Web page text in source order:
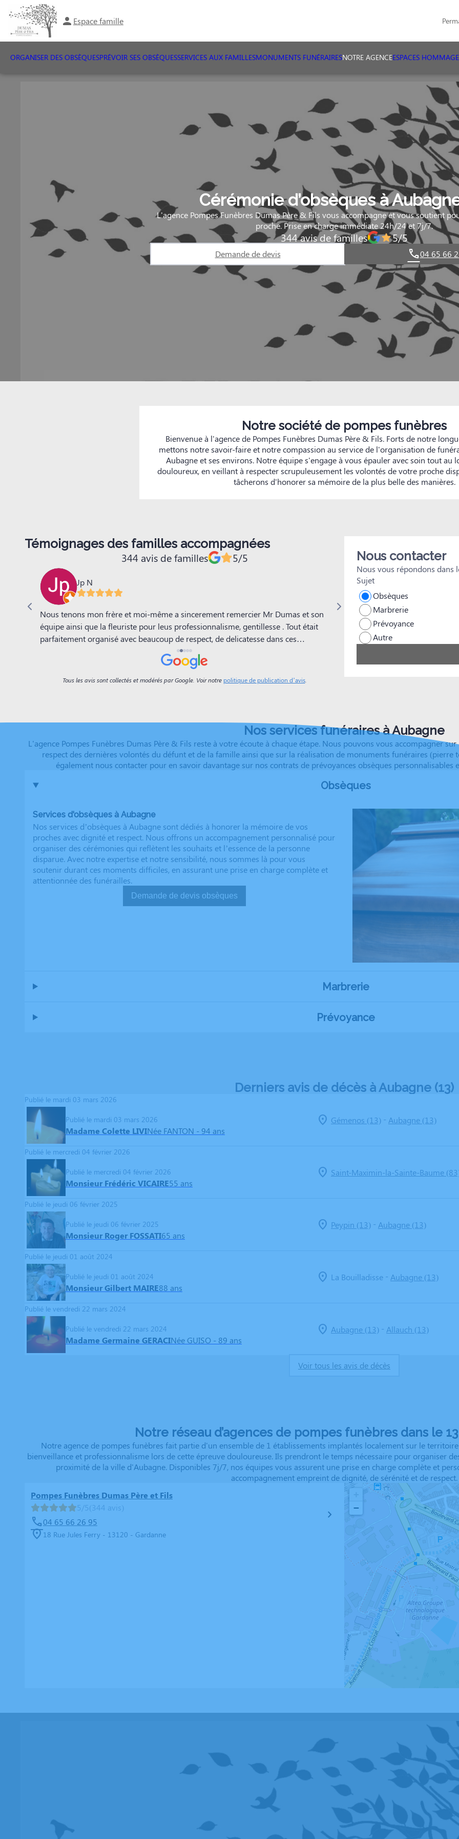
Espace famille
ORGANISER DES OBSÈQUESPRÉVOIR SES OBSÈQUESSERVICES AUX FAMILLESMONUMENTS FUNÉRAIRESNOTRE AGENCEESPACES
Cérémonie d’obsèques à
L'agence Pompes Funèbres Dumas Père & Fils vous accompagne et vous soutient
proche. Prise en charge immédiate 24h/24 et 7j/7.
344 avis de familles 5/5
Demande de devis 04 65 66
Notre société de pompes funèbres
Bienvenue à l'agence de Pompes Funèbres Dumas Père & Fils. Forts de notre
mettons notre savoir-faire et notre compassion au service de l'organisation de
Aubagne et ses environs. Notre équipe s'engage à vous épauler avec soin tout au
douloureux, en veillant à respecter scrupuleusement les volontés de votre proche
tâcherons d'honorer sa mémoire de la plus belle des manières.
Témoignages des familles accompagnées
344 avis de familles 5/5
Jp N
Nous tenons mon frère et moi-même a sincerement remercier Mr Dumas et son
équipe ainsi que la fleuriste pour leus professionnalisme, gentillesse . Tout était
parfaitement organisé avec beaucoup de respect, de delicatesse dans ces
moments difficiles. Le discours au cimetière avec la décoration restera dans nos
Chantal Mulet
Nous tenions à exprimer notre
Funèbres de Benoît Dumas,
fleuriste Marion pour ses
humanité et un immense
Tous les avis sont collectés et modérés par Google. Voir notre politique de publication d’avis.
Nous contacter
Nous vous répondons dans
Sujet
Obsèques
Marbrerie
Prévoyance
Autre
Nos services funéraires à Aubagne
L'agence Pompes Funèbres Dumas Père & Fils reste à votre écoute à chaque étape. Nous pouvons vous accompagner
respect des dernières volontés du défunt et de la famille ainsi que sur la réalisation de monuments funéraires (pierre
également nous contacter pour en savoir davantage sur nos contrats de prévoyances obsèques
Obsèques
Services d'obsèques à Aubagne
Nos services d’obsèques à Aubagne sont dédiés à honorer la mémoire de vos
proches avec dignité et respect. Nous offrons un accompagnement personnalisé pour
organiser des cérémonies qui reflètent les souhaits et l’essence de la personne
disparue. Avec notre expertise et notre sensibilité, nous sommes là pour vous
soutenir durant ces moments difficiles, en assurant une prise en charge complète et
attentionnée des funérailles.
Demande de devis obsèques
Marbrerie
Prévoyance
Derniers avis de décès à Aubagne (13)
Publié le mardi 03 mars 2026
Publié le mardi 03 mars 2026
Madame Colette LIVINée FANTON - 94 ans
Gémenos (13) - Aubagne (13)
Publié le mercredi 04 février 2026
Publié le mercredi 04 février 2026
Monsieur Frédéric VICAIRE55 ans
Saint-Maximin-la-Sainte-Baume
Publié le jeudi 06 février 2025
Publié le jeudi 06 février 2025
Monsieur Roger FOSSATI65 ans
Peypin (13) - Aubagne (13)
Publié le jeudi 01 août 2024
Publié le jeudi 01 août 2024
Monsieur Gilbert MAIRE88 ans
La Bouilladisse - Aubagne (13)
Publié le vendredi 22 mars 2024
Publié le vendredi 22 mars 2024
Madame Germaine GERACINée GUISO - 89 ans
Aubagne (13) - Allauch (13)
Voir tous les avis de décès
Notre réseau d’agences de pompes funèbres dans le
Notre agence de pompes funèbres fait partie d'un ensemble de 1 établissements implantés localement sur le
bienveillance et professionnalisme lors de cette épreuve douloureuse. Ils prendront le temps nécessaire pour organiser
proximité de la ville d'Aubagne. Disponibles 7j/7, nos équipes vous assurent une prise en charge complète et
accompagnement empreint de dignité, de sérénité et de respect.
Pompes Funèbres Dumas Père et Fils
5/5(344 avis)
04 65 66 26 95
18 Rue Jules Ferry - 13120 - Gardanne
−